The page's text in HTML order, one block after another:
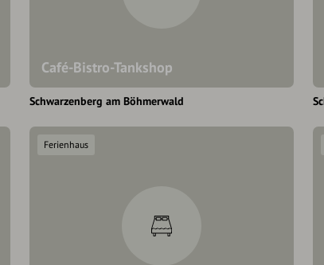
Café-Bistro-Tankshop
Schwarzenberg am Böhmerwald
Ferienhaus